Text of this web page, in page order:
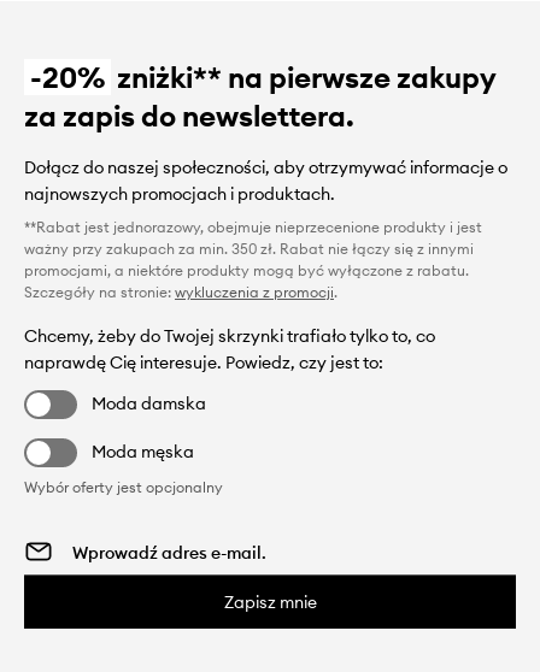
-20% zniżki** na pierwsze zakupy
za zapis do newslettera.
Dołącz do naszej społeczności, aby otrzymywać informacje o
najnowszych promocjach i produktach.
**Rabat jest jednorazowy, obejmuje nieprzecenione produkty i jest
ważny przy zakupach za min. 350 zł. Rabat nie łączy się z innymi
promocjami, a niektóre produkty mogą być wyłączone z rabatu.
Szczegóły na stronie: wykluczenia z promocji.
Chcemy, żeby do Twojej skrzynki trafiało tylko to, co
naprawdę Cię interesuje. Powiedz, czy jest to:
Moda damska
Moda męska
Wybór oferty jest opcjonalny
Zapisz mnie